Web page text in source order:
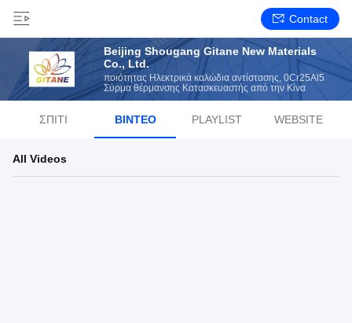
Contact
Beijing Shougang Gitane New Materials
Co., Ltd.
ποιότητας Ηλεκτρικά καλώδια αντίστασης, 0Cr25Al5
Σύρμα θέρμανσης Κατασκευαστής από την Κίνα
ΣΠΊΤΙ ΒΊΝΤΕΟ PLAYLIST WEBSITE
All Videos